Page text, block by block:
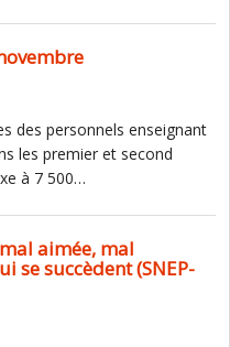
des personnels enseignant
les premier et second
à 7 500…
aimée, mal
se succèdent (SNEP-